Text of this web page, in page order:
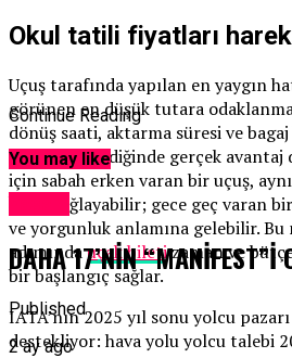
Okul tatili fiyatları
Uçuş tarafında yapılan en yaygın
görünen en düşük tutara
dönüş saati, aktarma süresi ve
değerlendirildiğinde gerçek
için sabah erken varan bir uçuş,
şansı sağlayabilir; gece geç varan
ve yorgunluk anlamına gelebilir.
adımındauçak biletizaman ve bütçe
bir başlangıç sağlar.
IATA’nın 2025 yıl sonu yolcu
destekliyor: hava yolu yolcu talebi
Continue Reading
You may like
DAHA 17’NİN “MANİFEST”İ
Published
2 ay ago